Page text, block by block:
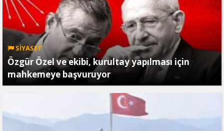
SİYASET
Özgür Özel ve ekibi, kurultay yapılması için
mahkemeye başvuruyor